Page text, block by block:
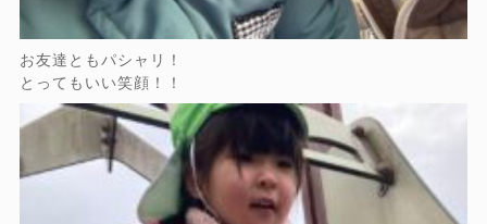
お友達ともパシャリ！
とってもいい笑顔！！